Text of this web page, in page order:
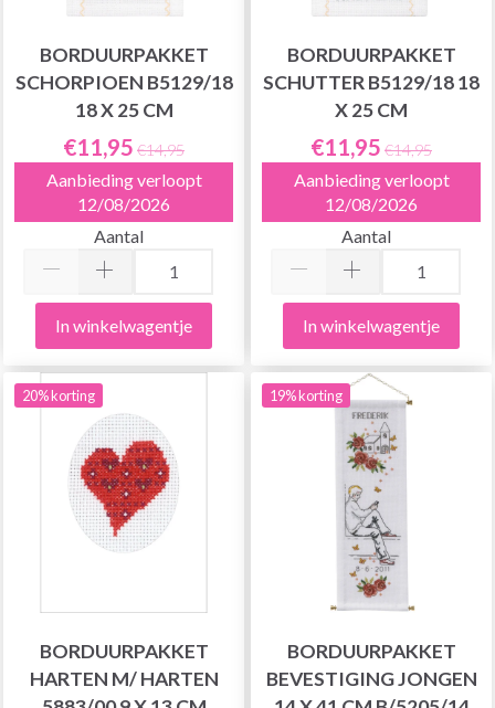
BORDUURPAKKET
SCHORPIOEN B5129/18
18 X 25 CM
€11,95 €14,95
Aanbieding verloopt
12/08/2026
Aantal
In winkelwagentje
BORDUURPAKKET
SCHUTTER B5129/18 18
X 25 CM
€11,95 €14,95
Aanbieding verloopt
12/08/2026
Aantal
In winkelwagentje
20% korting
BORDUURPAKKET
HARTEN M/ HARTEN
19% korting
BORDUURPAKKET
BEVESTIGING JONGEN